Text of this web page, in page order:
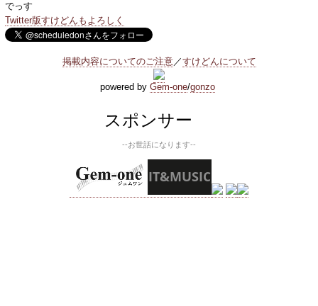
でっす
Twitter版すけどんもよろしく
掲載内容についてのご注意／すけどんについて
powered by Gem-one/gonzo
スポンサー
--お世話になります--